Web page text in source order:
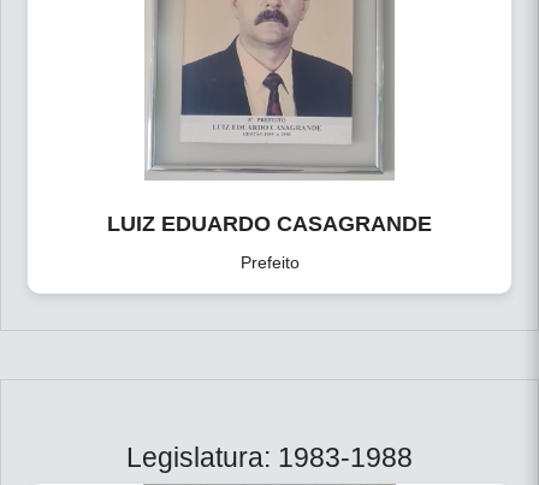
LUIZ EDUARDO CASAGRANDE
Prefeito
Legislatura: 1983-1988